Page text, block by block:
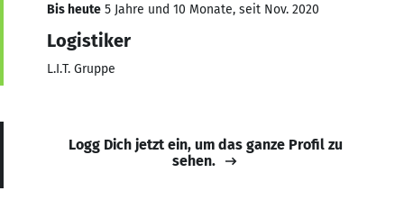
Bis heute 5 Jahre und 10 Monate, seit Nov. 2020
Logistiker
L.I.T. Gruppe
Logg Dich jetzt ein, um das ganze Profil zu
sehen.